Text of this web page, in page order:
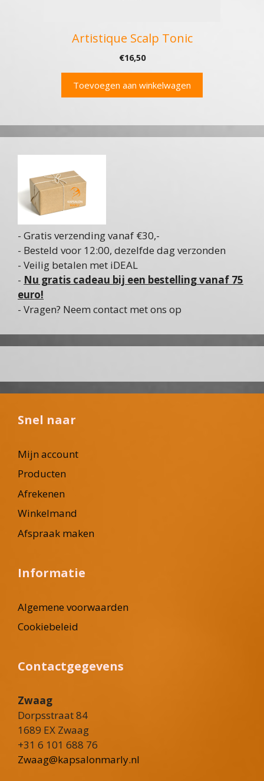
Artistique Scalp Tonic
€16,50
Toevoegen aan winkelwagen
- Gratis verzending vanaf €30,-
- Besteld voor 12:00, dezelfde dag verzonden
- Veilig betalen met iDEAL
- Nu gratis cadeau bij een bestelling vanaf 75
euro!
- Vragen? Neem contact met ons op
Snel naar
Mijn account
Producten
Afrekenen
Winkelmand
Afspraak maken
Informatie
Algemene voorwaarden
Cookiebeleid
Contactgegevens
Zwaag
Dorpsstraat 84
1689 EX Zwaag
+31 6 101 688 76
Zwaag@kapsalonmarly.nl